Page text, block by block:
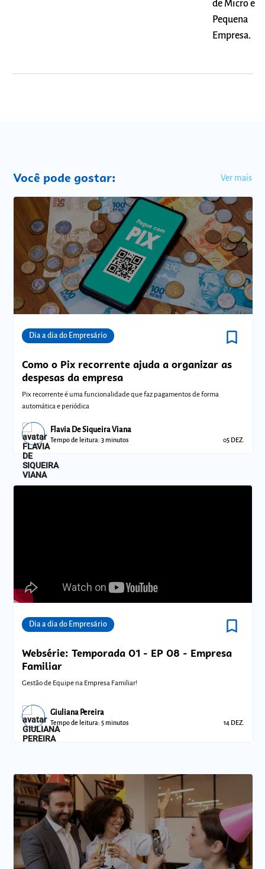
de Micro e
Pequena
Empresa.
Você pode gostar: Ver mais
Dia a dia do Empresário bookmark_border
Como o Pix recorrente ajuda a organizar as
despesas da empresa
Pix recorrente é uma funcionalidade que faz pagamentos de forma
automática e periódica
Flavia De Siqueira Viana
Tempo de leitura: 3 minutos 05 DEZ.
Dia a dia do Empresário bookmark_border
Websérie: Temporada 01 - EP 08 - Empresa
Familiar
Gestão de Equipe na Empresa Familiar!
Giuliana Pereira
Tempo de leitura: 5 minutos 14 DEZ.